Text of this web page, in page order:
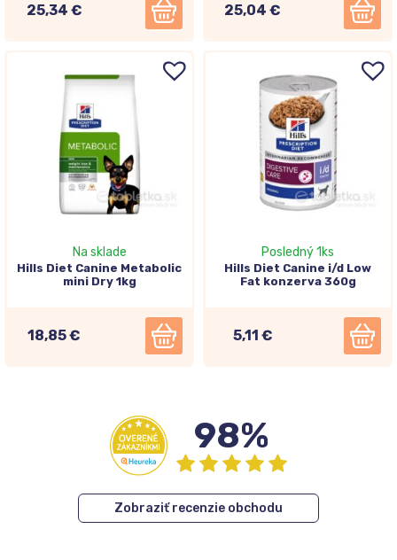
25,34 € 25,04 €
Na sklade
Hills Diet Canine Metabolic
mini Dry 1kg
18,85 €
Posledný 1ks
Hills Diet Canine i/d Low
Fat konzerva 360g
5,11 €
98%
Zobraziť recenzie obchodu